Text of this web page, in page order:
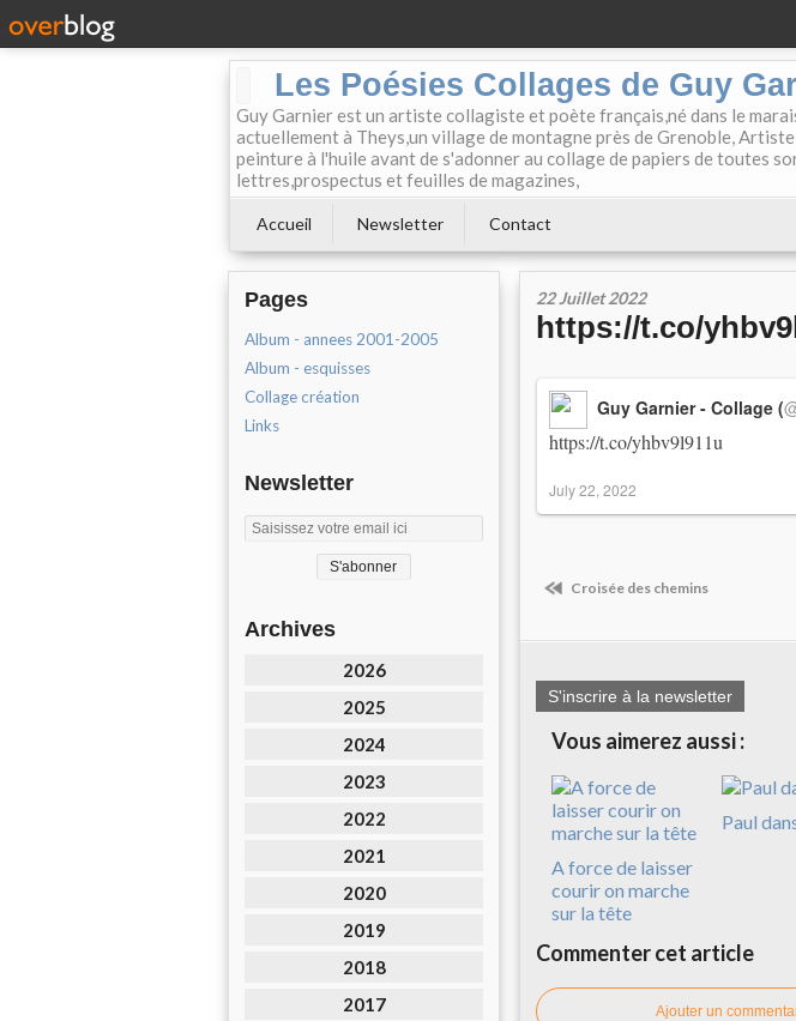
Les Poésies Collages de Guy
Guy Garnier est un artiste collagiste et poète français,né dans le
actuellement à Theys,un village de montagne près de Grenoble,
peinture à l'huile avant de s'adonner au collage de papiers de toutes
lettres,prospectus et feuilles de magazines,
Accueil Newsletter Contact
Pages
Album - annees 2001-2005
Album - esquisses
Collage création
Links
Newsletter
Archives
2026
2025
2024
2023
2022
2021
2020
2019
2018
2017
22 Juillet 2022
https://t.co/
https://t.co/yhbv9l911u
Guy Garnier - Collage (
July 22, 2022
Croisée des chemins
S'inscrire à la newsletter
Vous aimerez aussi :
A force de laisser
courir on marche
sur la tête
Paul
Commenter cet article
Ajouter un